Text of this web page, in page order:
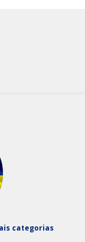
categorias